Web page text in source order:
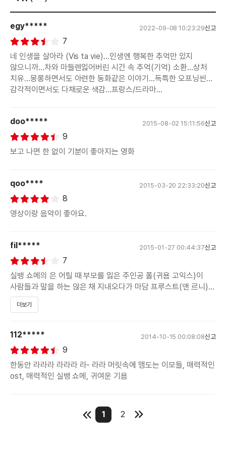
egy***** 2022-09-08 10:23:29신고
7
네 인생을 살아라 (Vis ta vie)...인생엔 행복한 추억만 있지
않으니까...차와 마들렌잃어버린 시간 속 추억(기억) 소환...상처
치유...몽롱하면서도 아련한 동화같은 이야기...독특한 오프닝씬...
감각적이면서도 다채로운 색감...프랑스/드라마...
doo***** 2015-08-02 15:11:56신고
9
보고 나면 한 없이 기분이 좋아지는 영화
qoo**** 2015-03-20 22:33:20신고
8
영상이랑 음악이 좋아요.
fil***** 2015-01-27 00:44:37신고
7
실뱅 쇼메의 은 어릴 때 부모를 잃은 주인공 폴(귀욤 고익스)이
사람들과 말을 하는 않은 채 지내오다가 마담 프루스트(앤 르니)를
만나게 변하게 되는 인생 이야기를 담고 있다. 연출자 실뱅 쇼메의
첫번째 장편 실사 영화인 이 작품이 어떻게 연출되었을지 정말
장르를 불문한다는 것이 다시 한 번 입증되는 순간이었다. 의
출신은 어쩔 수 없다는 것이 다시 한 번 증명되었는데 먼저 마담
프루스트의 집의 미술이었다. 초현실적인 느낌과 동시에 몽롱한
느낌을 주었고 이 보다 더 폴을 치유할 수 있는 공간이 있을까 싶을
사랑스러운 작품인데 폴의 이모들도 작품의 톤과 잘 이루어져
있었고 마치 장 피에르 주네의 작품 속에서 볼 수 있는 듯한
더보기
112***** 2014-10-15 00:08:08신고
9
한동안 라라라 라라라 라- 라라 머릿속에 맴도는 이모들, 매력적인
ost, 매력적인 실뱅 쇼메, 귀여운 기욤
1 2